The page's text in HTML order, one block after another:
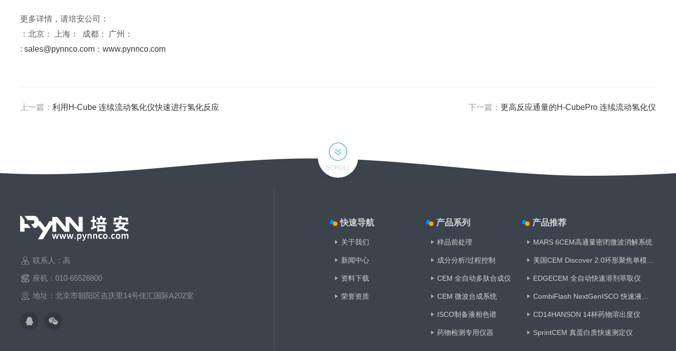
更多详情，请培安公司：
：北京： 上海： 成都： 广州：
:sales@pynnco.com ：www.pynnco.com
上一篇：利用H-Cube 连续流动氢化仪快速进行氢化反应 下一篇： 更高反应通量的H-CubePro 连续流动氢化仪
SCROLL
联系人：高
座机：010-65528800
地址：北京市朝阳区吉庆里14号佳汇国际A202室
快速导航
关于我们
新闻中心
资料下载
荣誉资质
产品系列
样品前处理
成分分析/过程控制
CEM 全自动多肽合成仪
CEM 微波合成系统
ISCO制备液相色谱
药物检测专用仪器
产品推荐
MARS 6CEM高通量密闭微波消解系统
EDGECEM 全自动快速溶剂萃取仪
CD14HANSON 14杯药物溶出度仪
SprintCEM 真蛋白质快速测定仪